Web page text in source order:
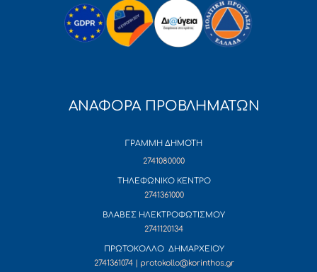
ΑΝΑΦΟΡΑ ΠΡΟΒΛΗΜΑΤΩΝ
ΓΡΑΜΜΗ ΔΗΜΟΤΗ
2741080000
ΤΗΛΕΦΩΝΙΚΟ ΚΕΝΤΡΟ
2741361000
ΒΛΑΒΕΣ ΗΛΕΚΤΡΟΦΩΤΙΣΜΟΥ
2741120134
ΠΡΩΤΟΚΟΛΛΟ ΔΗΜΑΡΧΕΙΟΥ
2741361074 | protokollo@korinthos.gr